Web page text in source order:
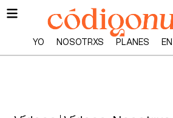
YO NOSOTRXS PLANES